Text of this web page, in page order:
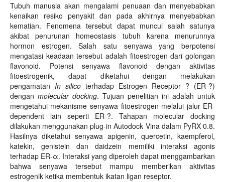
Tubuh manusia akan mengalami penuaan dan menyebabkan
kenaikan resiko penyakit dan pada akhirnya menyebabkan
kematian. Fenomena tersebut dapat muncul salah satunya
akibat penurunan homeostasis tubuh karena menurunnya
hormon estrogen. Salah satu senyawa yang berpotensi
mengatasi keadaan tersebut adalah fitoestrogen dari golongan
flavonoid. Potensi senyawa flavonoid dengan aktivitas
fitoestrogenik, dapat diketahui dengan melakukan
pengamatan In silicoterhadap Estrogen Receptor ? (ER-?)
dengan molecular docking. Tujuan penelitian ini adalah untuk
mengetahui mekanisme senyawa fitoestrogen melalui jalur ER-
dependent lain seperti ER-?. Tahapan molecular docking
dilakukan menggunakan plug-in Autodock Vina dalam PyRX 0.8.
Hasilnya diketahui senyawa apigenin, quercetin, kaempferol,
katekin, genistein dan daidzein memiliki interaksi agonis
terhadap ER-α. Interaksi yang diperoleh dapat menggambarkan
bahwa senyawa tersebut mampu memberikan aktivitas
estrogenik ketika membentuk ikatan ligan reseptor.